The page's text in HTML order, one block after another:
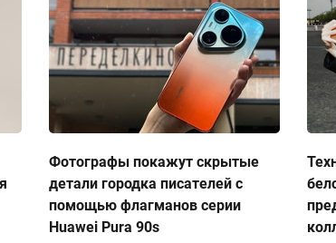
Фотографы покажут скрытые
детали городка писателей с
помощью флагманов серии
Huawei Pura 90s